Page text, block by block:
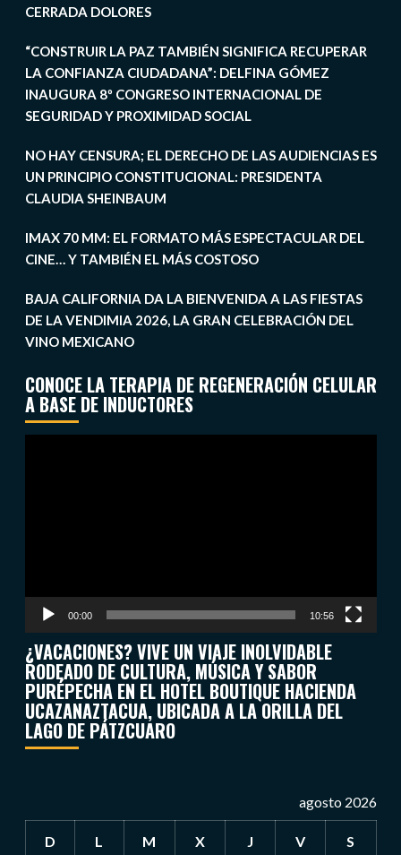
CERRADA DOLORES
“CONSTRUIR LA PAZ TAMBIÉN SIGNIFICA RECUPERAR
LA CONFIANZA CIUDADANA”: DELFINA GÓMEZ
INAUGURA 8º CONGRESO INTERNACIONAL DE
SEGURIDAD Y PROXIMIDAD SOCIAL
NO HAY CENSURA; EL DERECHO DE LAS AUDIENCIAS ES
UN PRINCIPIO CONSTITUCIONAL: PRESIDENTA
CLAUDIA SHEINBAUM
IMAX 70 MM: EL FORMATO MÁS ESPECTACULAR DEL
CINE… Y TAMBIÉN EL MÁS COSTOSO
BAJA CALIFORNIA DA LA BIENVENIDA A LAS FIESTAS
DE LA VENDIMIA 2026, LA GRAN CELEBRACIÓN DEL
VINO MEXICANO
CONOCE LA TERAPIA DE REGENERACIÓN CELULAR
A BASE DE INDUCTORES
00:00 10:56
¿VACACIONES? VIVE UN VIAJE INOLVIDABLE
RODEADO DE CULTURA, MÚSICA Y SABOR
PURÉPECHA EN EL HOTEL BOUTIQUE HACIENDA
UCAZANAZTACUA, UBICADA A LA ORILLA DEL
LAGO DE PÁTZCUARO
agosto 2026
D L M X J V S